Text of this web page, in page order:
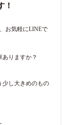
！
お気軽にLINEで
りますか？
少し大きめのもの